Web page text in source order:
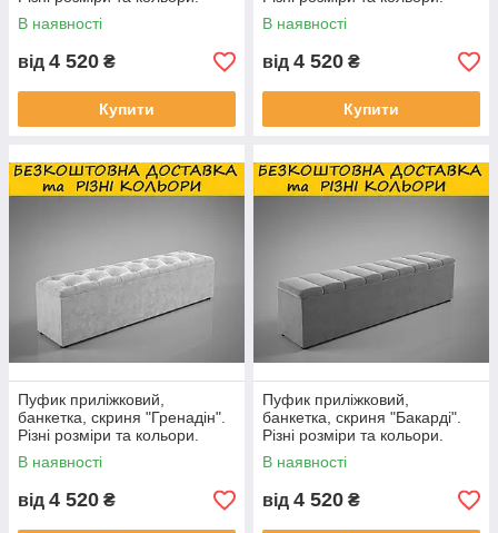
В наявності
від 4 520 ₴
Купити
В наявності
від 4 520 ₴
Купити
Пуфик приліжковий,
банкетка, скриня "Гренадін".
Різні розміри та кольори.
В наявності
від 4 520 ₴
Пуфик приліжковий,
банкетка, скриня "Бакарді".
Різні розміри та кольори.
В наявності
від 4 520 ₴